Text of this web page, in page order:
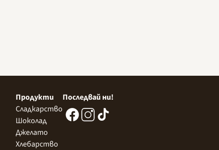
Продукти
Сладкарство
Шоколад
Джелато
Хлебарство
Последвай ни!